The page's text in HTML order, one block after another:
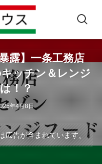
露】一条工務店
ッチン＆レンジ
！？
年4月8日
広告が含まれています。